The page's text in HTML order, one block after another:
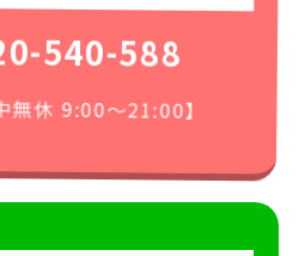
540-588
無休 9:00〜21:00】